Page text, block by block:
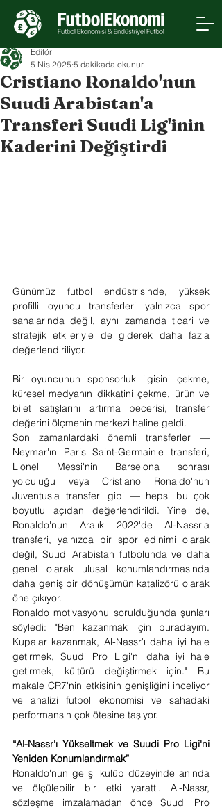
Cristiano Ronaldo'nun
Suudi Arabistan'a
Transferi Suudi Lig'inin
Kaderini Değiştirdi
Editör
5 Nis 2025 5 dakikada okunur
Günümüz futbol endüstrisinde, yüksek
profilli oyuncu transferleri yalnızca spor
sahalarında değil, aynı zamanda ticari ve
stratejik etkileriyle de giderek daha fazla
değerlendiriliyor.
Bir oyuncunun sponsorluk ilgisini çekme,
küresel medyanın dikkatini çekme, ürün ve
bilet satışlarını artırma becerisi, transfer
değerini ölçmenin merkezi haline geldi.
Son zamanlardaki önemli transferler —
Neymar'ın Paris Saint-Germain'e transferi,
Lionel Messi'nin Barselona sonrası
yolculuğu veya Cristiano Ronaldo'nun
Juventus'a transferi gibi — hepsi bu çok
boyutlu açıdan değerlendirildi. Yine de,
Ronaldo'nun Aralık 2022'de Al-Nassr'a
transferi, yalnızca bir spor edinimi olarak
değil, Suudi Arabistan futbolunda ve daha
genel olarak ulusal konumlandırmasında
daha geniş bir dönüşümün katalizörü olarak
öne çıkıyor.
Ronaldo motivasyonu sorulduğunda şunları
söyledi: "Ben kazanmak için buradayım.
Kupalar kazanmak, Al-Nassr'ı daha iyi hale
getirmek, Suudi Pro Ligi'ni daha iyi hale
getirmek, kültürü değiştirmek için." Bu
makale CR7'nin etkisinin genişliğini inceliyor
ve analizi futbol ekonomisi ve sahadaki
performansın çok ötesine taşıyor.
“Al-Nassr'ı Yükseltmek ve Suudi Pro Ligi'ni
Yeniden Konumlandırmak”
Ronaldo'nun gelişi kulüp düzeyinde anında
ve ölçülebilir bir etki yarattı. Al-Nassr,
sözleşme imzalamadan önce Suudi Pro